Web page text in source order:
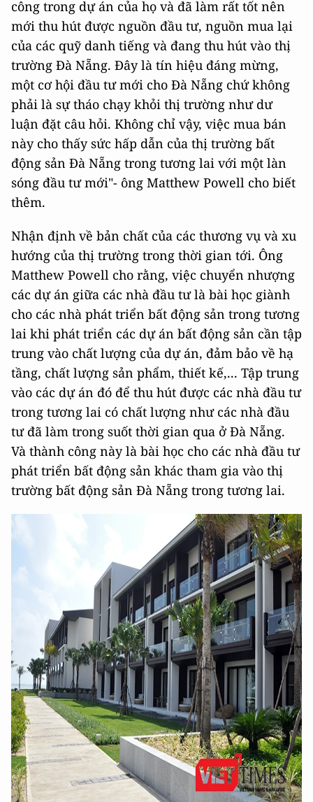
công trong dự án của họ và đã làm rất tốt nên
mới thu hút được nguồn đầu tư, nguồn mua lại
của các quỹ danh tiếng và đang thu hút vào thị
trường Đà Nẵng. Đây là tín hiệu đáng mừng,
một cơ hội đầu tư mới cho Đà Nẵng chứ không
phải là sự tháo chạy khỏi thị trường như dư
luận đặt câu hỏi. Không chỉ vậy, việc mua bán
này cho thấy sức hấp dẫn của thị trường bất
động sản Đà Nẵng trong tương lai với một làn
sóng đầu tư mới"- ông Matthew Powell cho biết
thêm.
Nhận định về bản chất của các thương vụ và xu
hướng của thị trường trong thời gian tới. Ông
Matthew Powell cho rằng, việc chuyển nhượng
các dự án giữa các nhà đầu tư là bài học giành
cho các nhà phát triển bất động sản trong tương
lai khi phát triển các dự án bất động sản cần tập
trung vào chất lượng của dự án, đảm bảo về hạ
tầng, chất lượng sản phẩm, thiết kế,... Tập trung
vào các dự án đó để thu hút được các nhà đầu tư
trong tương lai có chất lượng như các nhà đầu
tư đã làm trong suốt thời gian qua ở Đà Nẵng.
Và thành công này là bài học cho các nhà đầu tư
phát triển bất động sản khác tham gia vào thị
trường bất động sản Đà Nẵng trong tương lai.